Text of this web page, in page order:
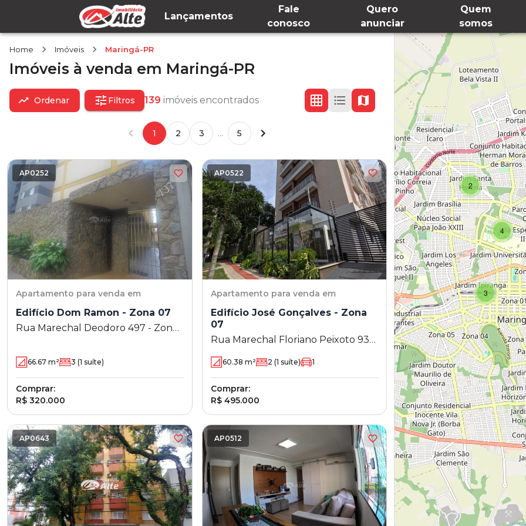
Lançamentos
Fale
conosco
Quero
anunciar
Quem
somos
Home Imóveis Maringá-PR
Imóveis à venda em Maringá-PR
Ordenar Filtros 139 imóveis encontrados
1 2 3 ... 5
AP0252
Apartamento para venda em
Edifício Dom Ramon - Zona 07
Rua Marechal Deodoro 497 - Zona
66.67 m² 3 (1 suíte)
Comprar:
R$ 320.000
AP0522
Apartamento para venda em
Edifício José Gonçalves - Zona
07
Rua Marechal Floriano Peixoto 938
60.38 m² 2 (1 suíte) 1
Comprar:
R$ 495.000
AP0643 AP0512
2
3
4